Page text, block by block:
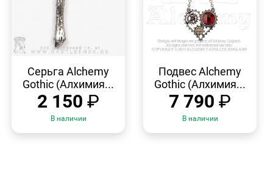
ПРОСМОТР
Серьга Alchemy
Gothic (Алхимия...
2 150 ₽
В наличии
ПРОСМОТР
Подвес Alchemy
Gothic (Алхимия...
7 790 ₽
В наличии